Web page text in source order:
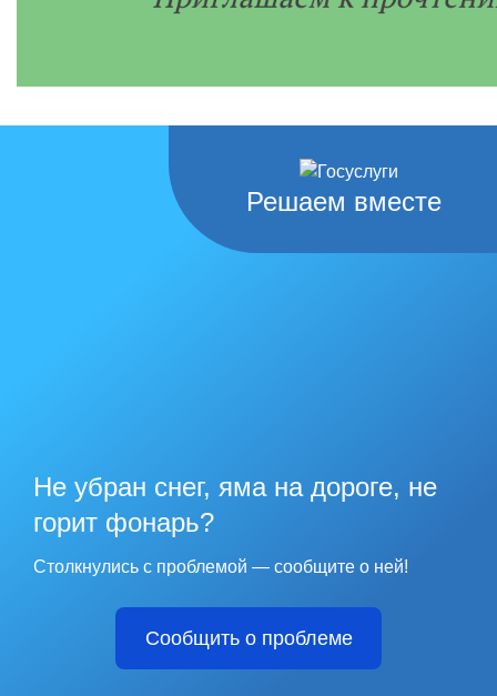
Решаем вместе
Не убран снег, яма на дороге, не
горит фонарь?
Столкнулись с проблемой — сообщите о ней!
Сообщить о проблеме